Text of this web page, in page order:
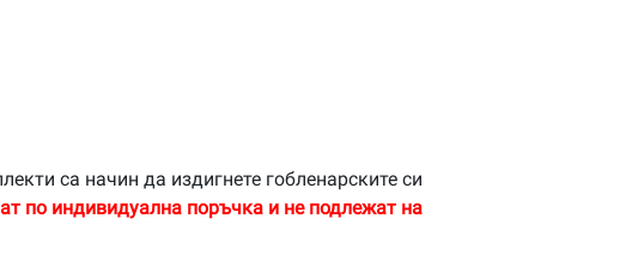
са начин да издигнете гобленарските си
по индивидуална поръчка и не подлежат на